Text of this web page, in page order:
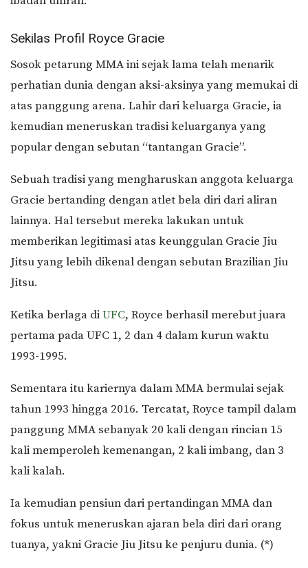
Sekilas Profil Royce Gracie
Sosok petarung MMA ini sejak lama telah menarik
perhatian dunia dengan aksi-aksinya yang memukai di
atas panggung arena. Lahir dari keluarga Gracie, ia
kemudian meneruskan tradisi keluarganya yang
popular dengan sebutan “tantangan Gracie”.
Sebuah tradisi yang mengharuskan anggota keluarga
Gracie bertanding dengan atlet bela diri dari aliran
lainnya. Hal tersebut mereka lakukan untuk
memberikan legitimasi atas keunggulan Gracie Jiu
Jitsu yang lebih dikenal dengan sebutan Brazilian Jiu
Jitsu.
Ketika berlaga diUFC, Royce berhasil merebut juara
pertama pada UFC 1, 2 dan 4 dalam kurun waktu
1993-1995.
Sementara itu kariernya dalam MMA bermulai sejak
tahun 1993 hingga 2016. Tercatat, Royce tampil dalam
panggung MMA sebanyak 20 kali dengan rincian 15
kali memperoleh kemenangan, 2 kali imbang, dan 3
kali kalah.
Ia kemudian pensiun dari pertandingan MMA dan
fokus untuk meneruskan ajaran bela diri dari orang
tuanya, yakni Gracie Jiu Jitsu ke penjuru dunia. (*)